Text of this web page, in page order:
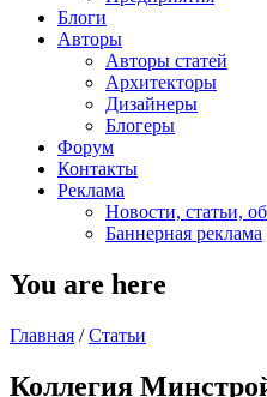
Блоги
Авторы
Авторы статей
Архитекторы
Дизайнеры
Блогеры
Форум
Контакты
Реклама
Новости, статьи,
Баннерная реклама
You are here
Главная / Статьи
Коллегия